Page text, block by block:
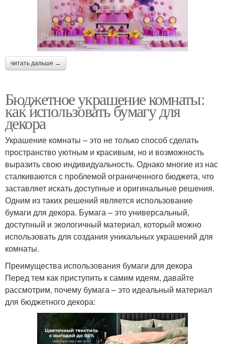
читать дальше →
Бюджетное украшение комнаты:
как использовать бумагу для
декора
Украшение комнаты – это не только способ сделать
пространство уютным и красивым, но и возможность
выразить свою индивидуальность. Однако многие из нас
сталкиваются с проблемой ограниченного бюджета, что
заставляет искать доступные и оригинальные решения.
Одним из таких решений является использование
бумаги для декора. Бумага – это универсальный,
доступный и экологичный материал, который можно
использовать для создания уникальных украшений для
комнаты.
Преимущества использования бумаги для декора
Перед тем как приступить к самим идеям, давайте
рассмотрим, почему бумага – это идеальный материал
для бюджетного декора: